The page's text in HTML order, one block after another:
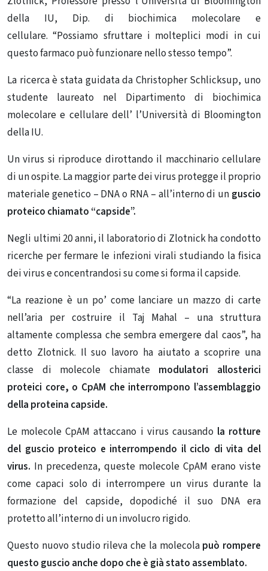
della IU, Dip. di biochimica molecolare e
cellulare. “Possiamo sfruttare i molteplici modi in cui
questo farmaco può funzionare nello stesso tempo”.
La ricerca è stata guidata da Christopher Schlicksup, uno
studente laureato nel Dipartimento di biochimica
molecolare e cellulare dell’ l’Università di Bloomington
della IU.
Un virus si riproduce dirottando il macchinario cellulare
di un ospite. La maggior parte dei virus protegge il proprio
materiale genetico – DNA o RNA – all’interno di un guscio
proteico chiamato “capside”.
Negli ultimi 20 anni, il laboratorio di Zlotnick ha condotto
ricerche per fermare le infezioni virali studiando la fisica
dei virus e concentrandosi su come si forma il capside.
“La reazione è un po’ come lanciare un mazzo di carte
nell’aria per costruire il Taj Mahal – una struttura
altamente complessa che sembra emergere dal caos”, ha
detto Zlotnick. Il suo lavoro ha aiutato a scoprire una
classe di molecole chiamate modulatori allosterici
proteici core, o CpAM che interrompono l’assemblaggio
della proteina capside.
Le molecole CpAM attaccano i virus causando la rotture
del guscio proteico e interrompendo il ciclo di vita del
virus. In precedenza, queste molecole CpAM erano viste
come capaci solo di interrompere un virus durante la
formazione del capside, dopodiché il suo DNA era
protetto all’interno di un involucro rigido.
Questo nuovo studio rileva che la molecola può rompere
questo guscio anche dopo che è già stato assemblato.